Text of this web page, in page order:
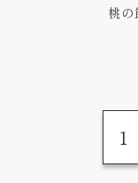
桃の
1